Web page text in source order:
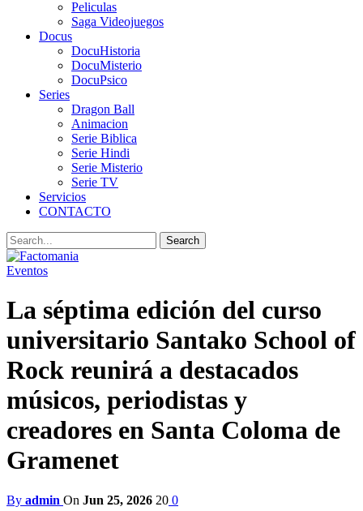
Peliculas
Saga Videojuegos
Docus
DocuHistoria
DocuMisterio
DocuPsico
Series
Dragon Ball
Animacion
Serie Biblica
Serie Hindi
Serie Misterio
Serie TV
Servicios
CONTACTO
Eventos
La séptima edición del curso
universitario Santako School of
Rock reunirá a destacados
músicos, periodistas y
creadores en Santa Coloma de
Gramenet
By admin On Jun 25, 2026 20 0